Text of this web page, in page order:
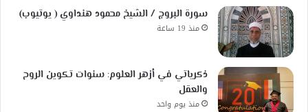
سورة البروج / الشيخ محمود هنداوي ( يوتيوب)
منذ 19 ساعة
ذكرياتي في أزهر العلوم: سنوات تكوين الروح
والعقل
منذ يوم واحد